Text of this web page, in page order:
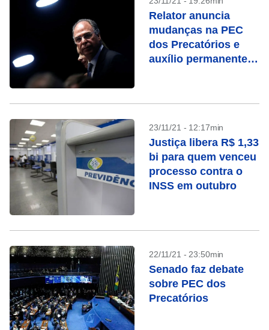
Relator anuncia
mudanças na PEC
dos Precatórios e
auxílio permanente
23/11/21 - 12:17min
Justiça libera R$ 1,33
bi para quem venceu
processo contra o
INSS em outubro
22/11/21 - 23:50min
Senado faz debate
sobre PEC dos
Precatórios